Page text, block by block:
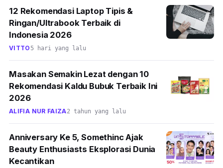
12 Rekomendasi Laptop Tipis &
Ringan/Ultrabook Terbaik di
Indonesia 2026
VITTO 5 hari yang lalu
Masakan Semakin Lezat dengan 10
Rekomendasi Kaldu Bubuk Terbaik Ini
2026
ALIFIA NUR FAIZA2 tahun yang lalu
Anniversary Ke 5, Somethinc Ajak
Beauty Enthusiasts Eksplorasi Dunia
Kecantikan